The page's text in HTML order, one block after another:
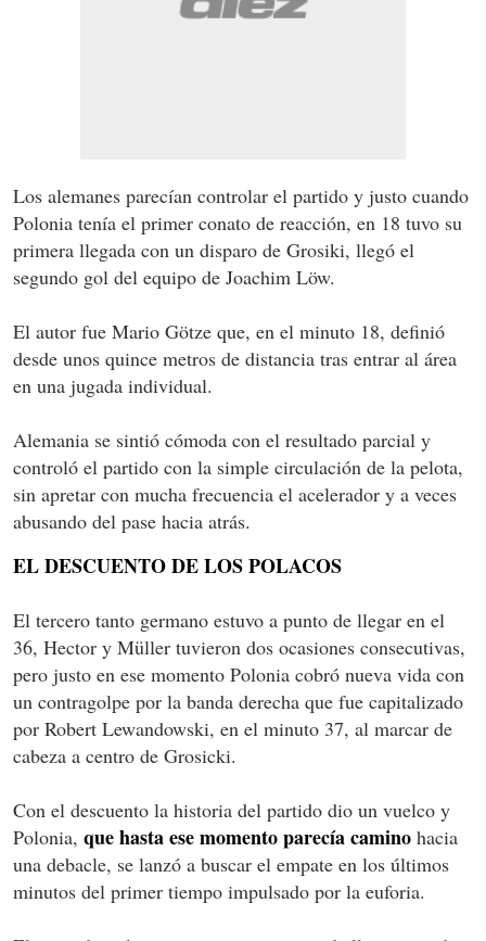
Los alemanes parecían controlar el partido y justo cuando
Polonia tenía el primer conato de reacción, en 18 tuvo su
primera llegada con un disparo de Grosiki, llegó el
segundo gol del equipo de Joachim Löw.
El autor fue Mario Götze que, en el minuto 18, definió
desde unos quince metros de distancia tras entrar al área
en una jugada individual.
Alemania se sintió cómoda con el resultado parcial y
controló el partido con la simple circulación de la pelota,
sin apretar con mucha frecuencia el acelerador y a veces
abusando del pase hacia atrás.
EL DESCUENTO DE LOS POLACOS
El tercero tanto germano estuvo a punto de llegar en el
36, Hector y Müller tuvieron dos ocasiones consecutivas,
pero justo en ese momento Polonia cobró nueva vida con
un contragolpe por la banda derecha que fue capitalizado
por Robert Lewandowski, en el minuto 37, al marcar de
cabeza a centro de Grosicki.
Con el descuento la historia del partido dio un vuelco y
Polonia, que hasta ese momento parecía camino hacia
una debacle, se lanzó a buscar el empate en los últimos
minutos del primer tiempo impulsado por la euforia.